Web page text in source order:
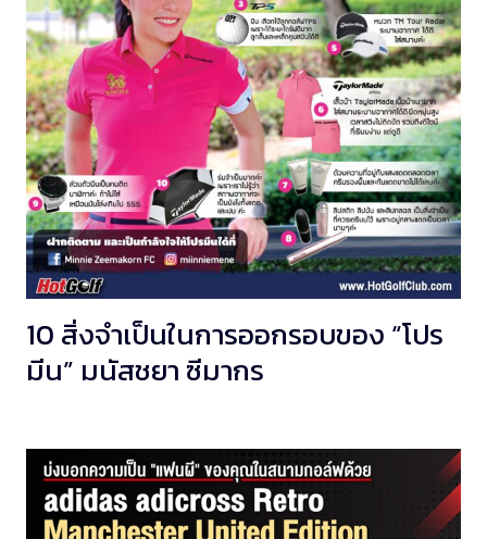
10 สิ่งจำเป็นในการออกรอบของ “โปร
มีน” มนัสชยา ซีมากร